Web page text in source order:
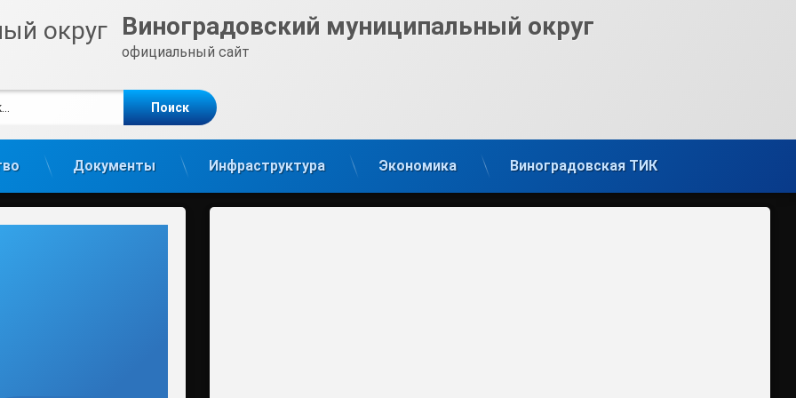
Виноградовский муниципальный округ
официальный сайт
Документы Инфраструктура Экономика Виноградовская ТИК